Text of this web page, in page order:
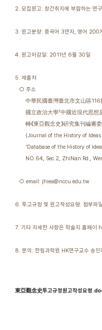
2. 모집원고: 창간취지에 부합하는 연
3. 원고분량: 중국어 3만자, 영어 200
4. 원고마감일: 2011년 6월 30일
5. 제출처
○ 주소
中華民國臺灣臺北市文山區116
國立政治大學「中國近現代思想
轉《東亞觀念史》硏究集刊編審
(Journal of the History of Ideas
'Database of the History of
NO.64, Sec.2, ZhiNan Rd.,
○ email: jhiea@nccu.edu.tw
6. 투고규정 및 원고작성요령: 첨부파
7. 기타 자세한 사항은 학술지 홈페
8. 문의: 한림과학원 HK연구교수
東亞觀念史투고규정원고작성요령